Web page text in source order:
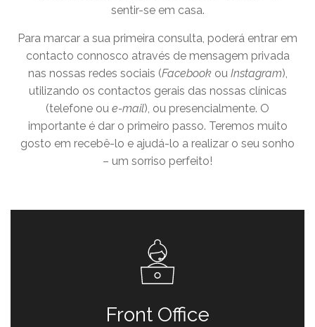
sentir-se em casa.
Para marcar a sua primeira consulta, poderá entrar em
contacto connosco através de mensagem privada
nas nossas redes sociais (Facebook ou Instagram),
utilizando os contactos gerais das nossas clínicas
(telefone ou e-mail), ou presencialmente. O
importante é dar o primeiro passo. Teremos muito
gosto em recebê-lo e ajudá-lo a realizar o seu sonho
– um sorriso perfeito!
Front Office